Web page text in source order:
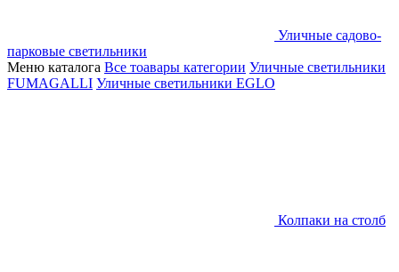
Уличные садово-
парковые светильники
Меню каталога Все тоавары категории Уличные светильники
FUMAGALLI Уличные светильники EGLO
Колпаки на столб